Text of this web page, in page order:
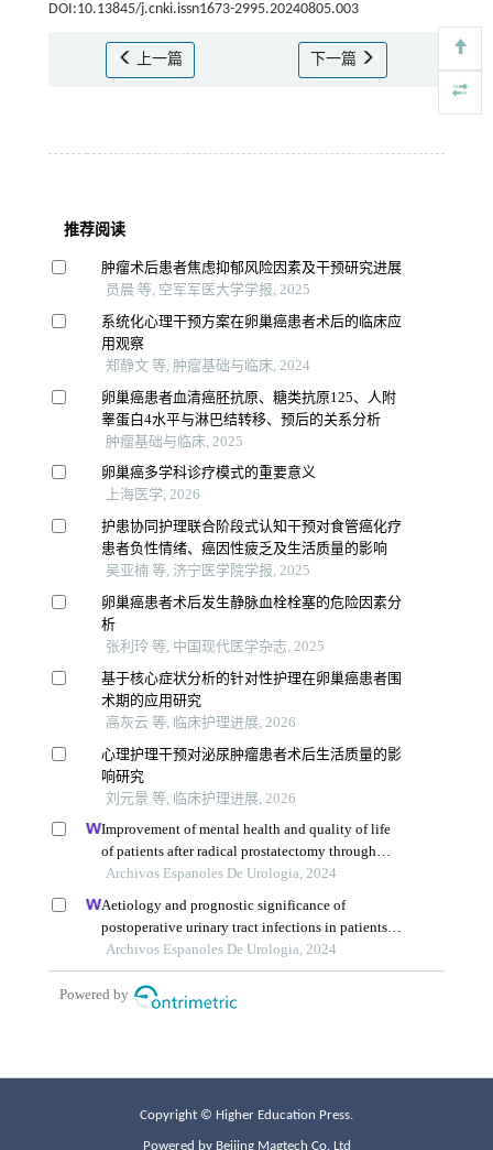
DOI:10.13845/j.cnki.issn1673-2995.20240805.003
上一篇 下一篇
Copyright © Higher Education Press.
Powered by Beijing Magtech Co. Ltd